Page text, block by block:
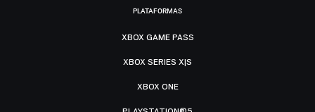
PLATAFORMAS
XBOX GAME PASS
XBOX SERIES X|S
XBOX ONE